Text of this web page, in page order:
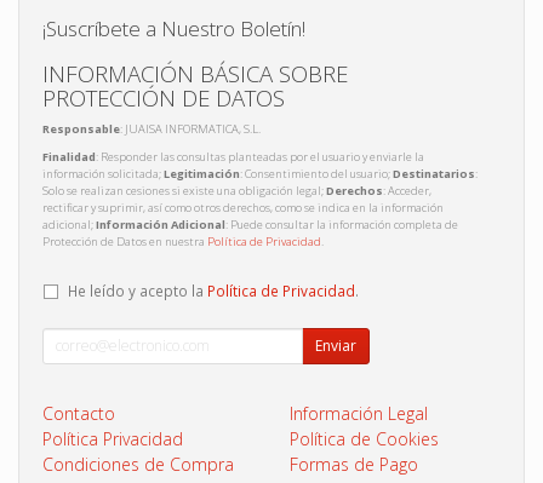
¡Suscríbete a Nuestro Boletín!
INFORMACIÓN BÁSICA SOBRE
PROTECCIÓN DE DATOS
Responsable: JUAISA INFORMATICA, S.L.
Finalidad: Responder las consultas planteadas por el usuario y enviarle la
información solicitada;Legitimación: Consentimiento del usuario;Destinatarios:
Solo se realizan cesiones si existe una obligación legal;Derechos: Acceder,
rectificar y suprimir, así como otros derechos, como se indica en la información
adicional;Información Adicional: Puede consultar la información completa de
Protección de Datos en nuestra Política de Privacidad.
He leído y acepto la Política de Privacidad.
Enviar
Contacto
Información Legal
Política Privacidad
Política de Cookies
Condiciones de Compra
Formas de Pago